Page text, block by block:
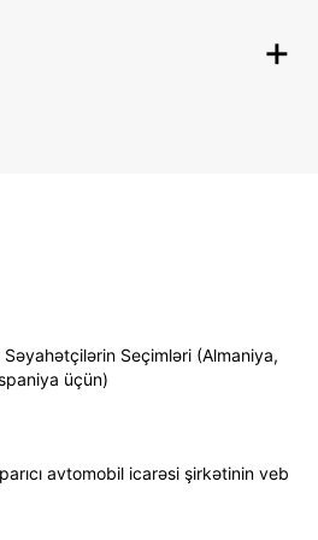
Seçimləri (Almaniya,
üçün)
avtomobil icarəsi şirkətinin veb